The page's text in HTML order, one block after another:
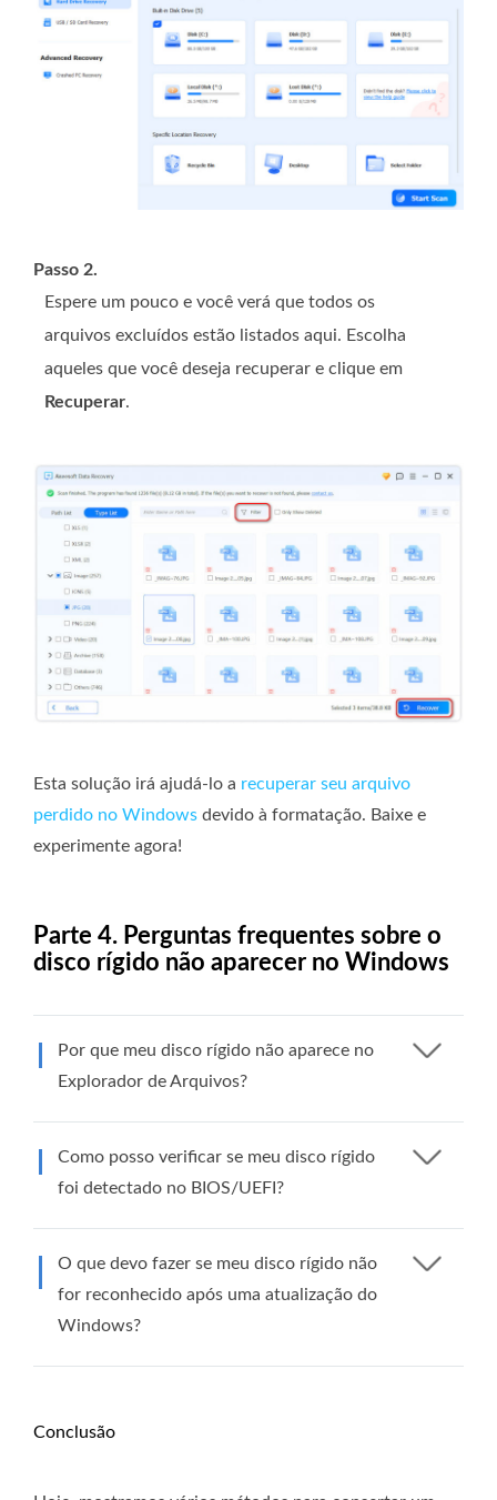
Passo 2.
Espere um pouco e você verá que todos os
arquivos excluídos estão listados aqui. Escolha
aqueles que você deseja recuperar e clique em
Recuperar.
Esta solução irá ajudá-lo a recuperar seu arquivo
perdido no Windows devido à formatação. Baixe e
experimente agora!
Parte 4. Perguntas frequentes sobre o
disco rígido não aparecer no Windows
Por que meu disco rígido não aparece no
Explorador de Arquivos?
Como posso verificar se meu disco rígido
foi detectado no BIOS/UEFI?
O que devo fazer se meu disco rígido não
for reconhecido após uma atualização do
Windows?
Conclusão